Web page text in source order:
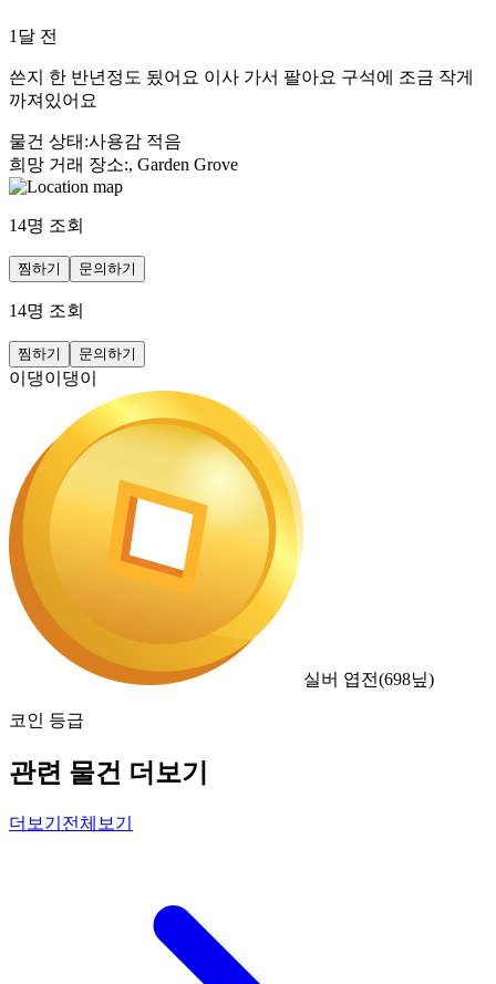
1달 전
쓴지 한 반년정도 됬어요 이사 가서 팔아요 구석에 조금 작게
까져있어요
물건 상태 :사용감 적음
희망 거래 장소:, Garden Grove
14명 조회
찜하기 문의하기
14명 조회
찜하기 문의하기
이댕이댕이
실버 엽전(698닢)
코인 등급
관련 물건 더보기
더보기 전체보기